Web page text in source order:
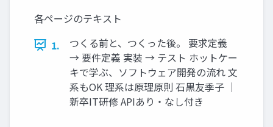
各ページのテキスト
1.
つくる前と、つくった後。 要求定義
→ 要件定義 実装 → テスト ホットケー
キで学ぶ、ソフトウェア開発の流れ 文
系もOK 理系は原理原則 石黒友季子 ｜
新卒IT研修 APIあり・なし付き